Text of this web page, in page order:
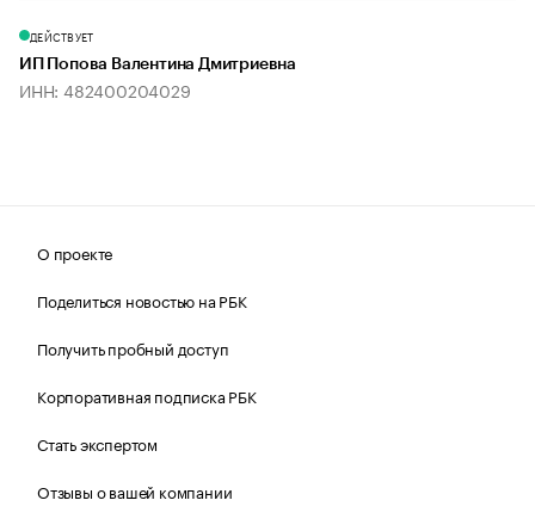
ДЕЙСТВУЕТ
ИП Попова Валентина Дмитриевна
ИНН: 482400204029
О проекте
Поделиться новостью на РБК
Получить пробный доступ
Корпоративная подписка РБК
Стать экспертом
Отзывы о вашей компании